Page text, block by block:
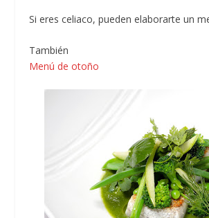
Si eres celiaco, pueden elaborarte un
También
Menú de otoño